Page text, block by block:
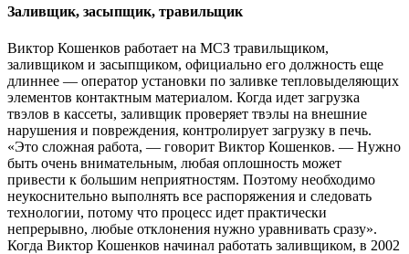
Заливщик, засыпщик, травильщик
Виктор Кошенков работает на МСЗ травильщиком,
заливщиком и засыпщиком, официально его должность еще
длиннее — оператор установки по заливке тепловыделяющих
элементов контактным материалом. Когда идет загрузка
твэлов в кассеты, заливщик проверяет твэлы на внешние
нарушения и повреждения, контролирует загрузку в печь.
«Это сложная работа, — говорит Виктор Кошенков. — Нужно
быть очень внимательным, любая оплошность может
привести к большим неприятностям. Поэтому необходимо
неукоснительно выполнять все распоряжения и следовать
технологии, потому что процесс идет практически
непрерывно, любые отклонения нужно уравнивать сразу».
Когда Виктор Кошенков начинал работать заливщиком, в 2002